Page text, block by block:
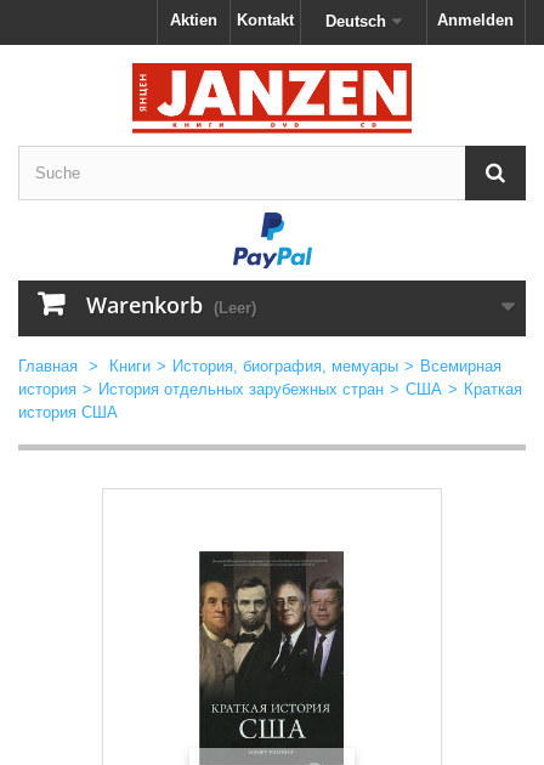
Anmelden
Deutsch
Kontakt
Aktien
Warenkorb (Leer)
Главная > Книги > История, биография, мемуары > Всемирная
история > История отдельных зарубежных стран > США > Краткая
история США